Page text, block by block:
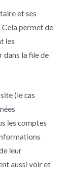
et ses
permet de
les
dans la file de
(le cas
les comptes
leur
aussi voir et